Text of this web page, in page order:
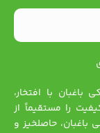
با افتخار،
را مستقیماً از
حاصلخیز و